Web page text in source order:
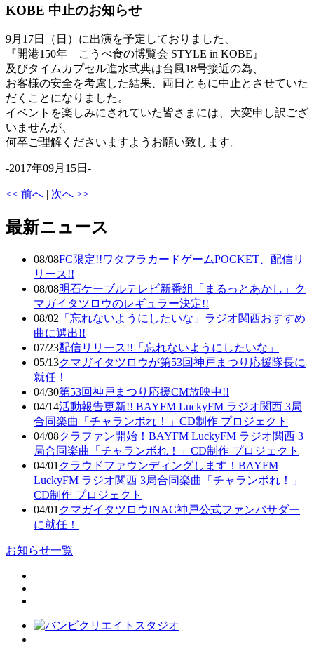
KOBE 中止のお知らせ
9月17日（日）に出演を予定しておりました、
『開港150年 こうべ食の博覧会 STYLE in KOBE』
及びタイムカプセル進水式典は台風18号接近の為、
お客様の安全を考慮した結果、両日ともに中止とさせていた
だくことになりました。
イベントを楽しみにされていた皆さまには、大変申し訳ござ
いませんが、
何卒ご理解くださいますようお願い致します。
-2017年09月15日-
<< 前へ | 次へ >>
最新ニュース
08/08FC限定!!ワタフラカードゲームPOCKET、配信リ
リース!!
08/08明石ケーブルテレビ新番組「まるっとあかし」ク
マガイタツロウのレギュラー決定!!
08/02 「忘れないようにしたいな」ラジオ関西おすすめ
曲に選出!!
07/23配信リリース!!「忘れないようにしたいな」
05/13クマガイタツロウが第53回神戸まつり応援隊長に
就任！
04/30第53回神戸まつり応援CM放映中!!
04/14活動報告更新!! BAYFM LuckyFM ラジオ関西 3局
合同楽曲「チャランボれ！」CD制作 プロジェクト
04/08クラファン開始！BAYFM LuckyFM ラジオ関西 3
局合同楽曲「チャランボれ！」CD制作 プロジェクト
04/01 クラウドファウンディングします！BAYFM
LuckyFM ラジオ関西 3局合同楽曲「チャランボれ！」
CD制作 プロジェクト
04/01 クマガイタツロウINAC神戸公式ファンバサダー
に就任！
お知らせ一覧